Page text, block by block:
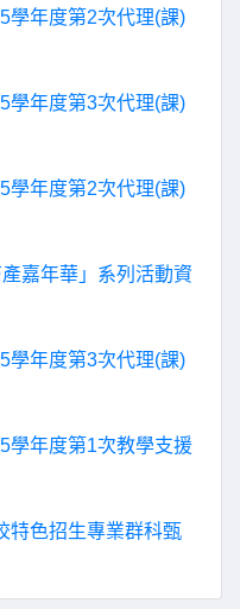
學年度第2次代理(課)
學年度第3次代理(課)
學年度第2次代理(課)
嘉年華」系列活動資
學年度第3次代理(課)
學年度第1次教學支援
特色招生專業群科甄